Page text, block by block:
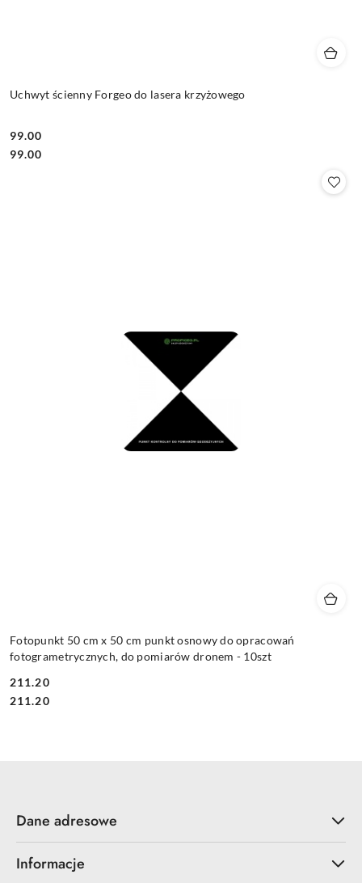
Uchwyt ścienny Forgeo do lasera krzyżowego
Cena:
99.00
Cena:
99.00
Fotopunkt 50 cm x 50 cm punkt osnowy do opracowań
fotogrametrycznych, do pomiarów dronem - 10szt
Cena:
211.20
Cena:
211.20
Dane adresowe
Informacje